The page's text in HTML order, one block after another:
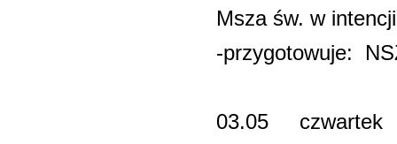
Msza św. w
-przygotowuje:
03.05